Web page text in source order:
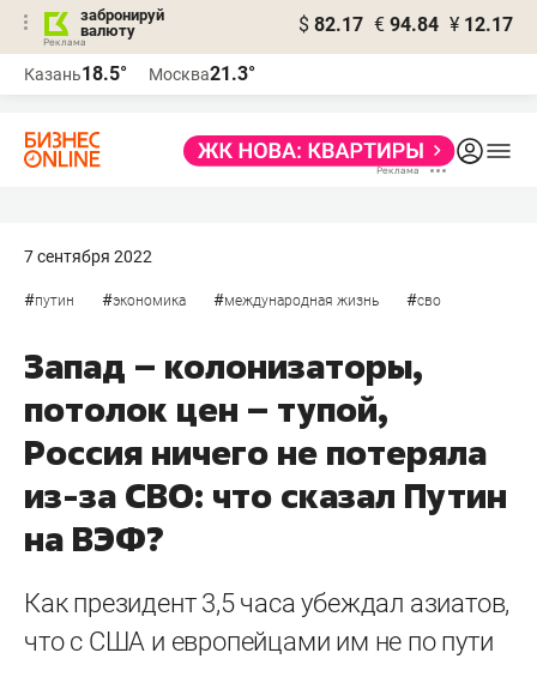
забронируй
валюту
$ 82.17 € 94.84 ¥ 12.17
Казань18.5° Москва21.3°
7 сентября 2022
#путин #экономика #международная жизнь #сво
Запад – колонизаторы,
потолок цен – тупой,
Россия ничего не потеряла
из-за СВО: что сказал Путин
на ВЭФ?
Как президент 3,5 часа убеждал азиатов,
что с США и европейцами им не по пути